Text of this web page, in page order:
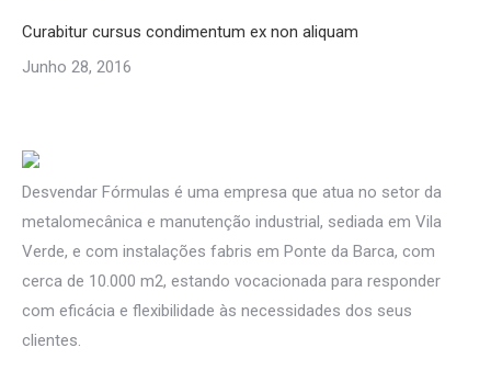
Curabitur cursus condimentum ex non aliquam
Junho 28, 2016
Desvendar Fórmulas é uma empresa que atua no setor da
metalomecânica e manutenção industrial, sediada em Vila
Verde, e com instalações fabris em Ponte da Barca, com
cerca de 10.000 m2, estando vocacionada para responder
com eficácia e flexibilidade às necessidades dos seus
clientes.